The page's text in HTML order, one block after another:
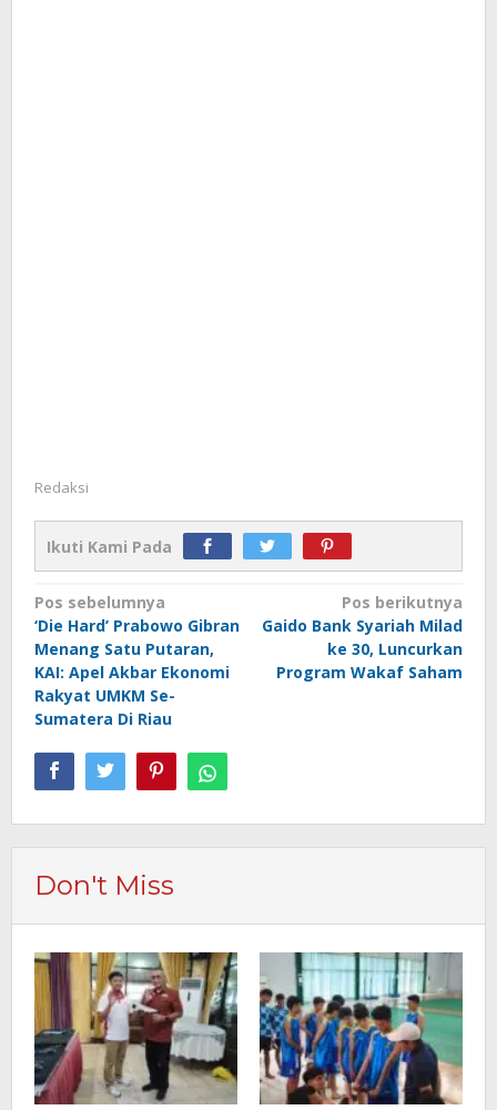
Redaksi
Ikuti Kami Pada
Navigasi
pos
Pos sebelumnya
‘Die Hard’ Prabowo Gibran
Menang Satu Putaran,
KAI: Apel Akbar Ekonomi
Rakyat UMKM Se-
Sumatera Di Riau
Pos berikutnya
Gaido Bank Syariah Milad
ke 30, Luncurkan
Program Wakaf Saham
Don't Miss